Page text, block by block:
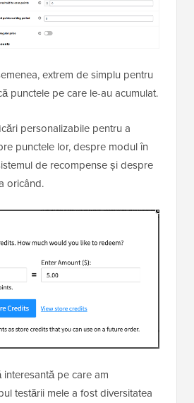
extrem de simplu pentru
punctele pe care le-au acumulat.
personalizabile pentru a
punctele lor, despre modul în
de recompense și despre
oricând.
interesantă pe care am
testării mele a fost diversitatea